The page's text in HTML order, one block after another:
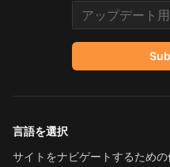
Email address
言語を選択
サイトをナビゲートするための